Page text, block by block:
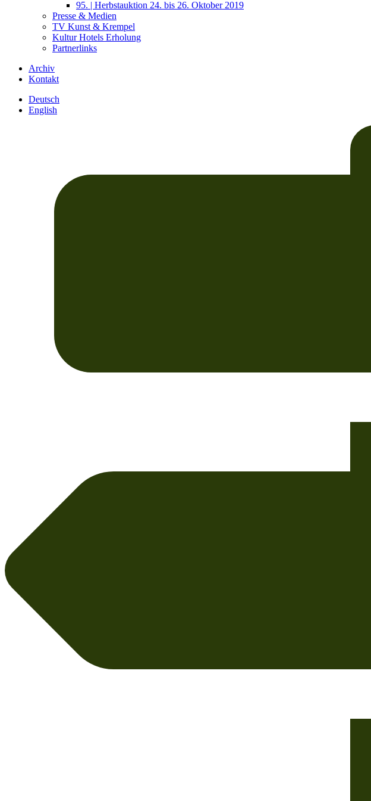
95. | Herbstauktion 24. bis 26. Oktober 2019
Presse & Medien
TV Kunst & Krempel
Kultur Hotels Erholung
Partnerlinks
Archiv
Kontakt
Deutsch
English